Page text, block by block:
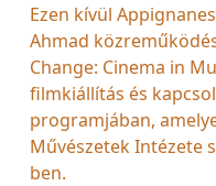
Ezen kívül
Ahmad
Change: Cinema in
filmkiállítás és
programjában,
Művészetek Intézete
ben.